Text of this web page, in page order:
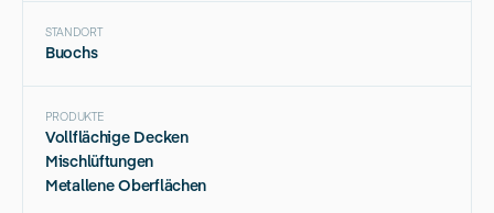
STANDORT
Buochs
PRODUKTE
Vollflächige Decken
Mischlüftungen
Metallene Oberflächen